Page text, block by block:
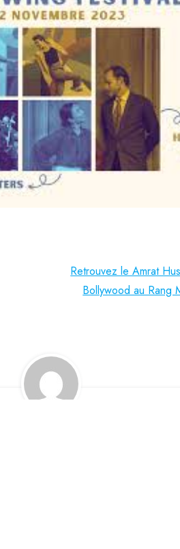
Retrouvez le Amrat
Bollywood au Rang